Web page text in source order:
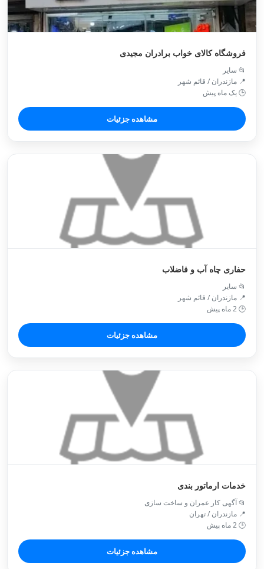
فروشگاه کالای خواب برادران مجیدی
📂 سایر
📍 مازندران / قائم شهر
🕒 یک ماه پیش
مشاهده جزئیات
حفاری چاه آب و فاضلاب
📂 سایر
📍 مازندران / قائم شهر
🕒 2 ماه پیش
مشاهده جزئیات
خدمات ارماتور بندی
📂 آگهی کار عمران و ساخت سازی
📍 مازندران / تهران
🕒 2 ماه پیش
مشاهده جزئیات